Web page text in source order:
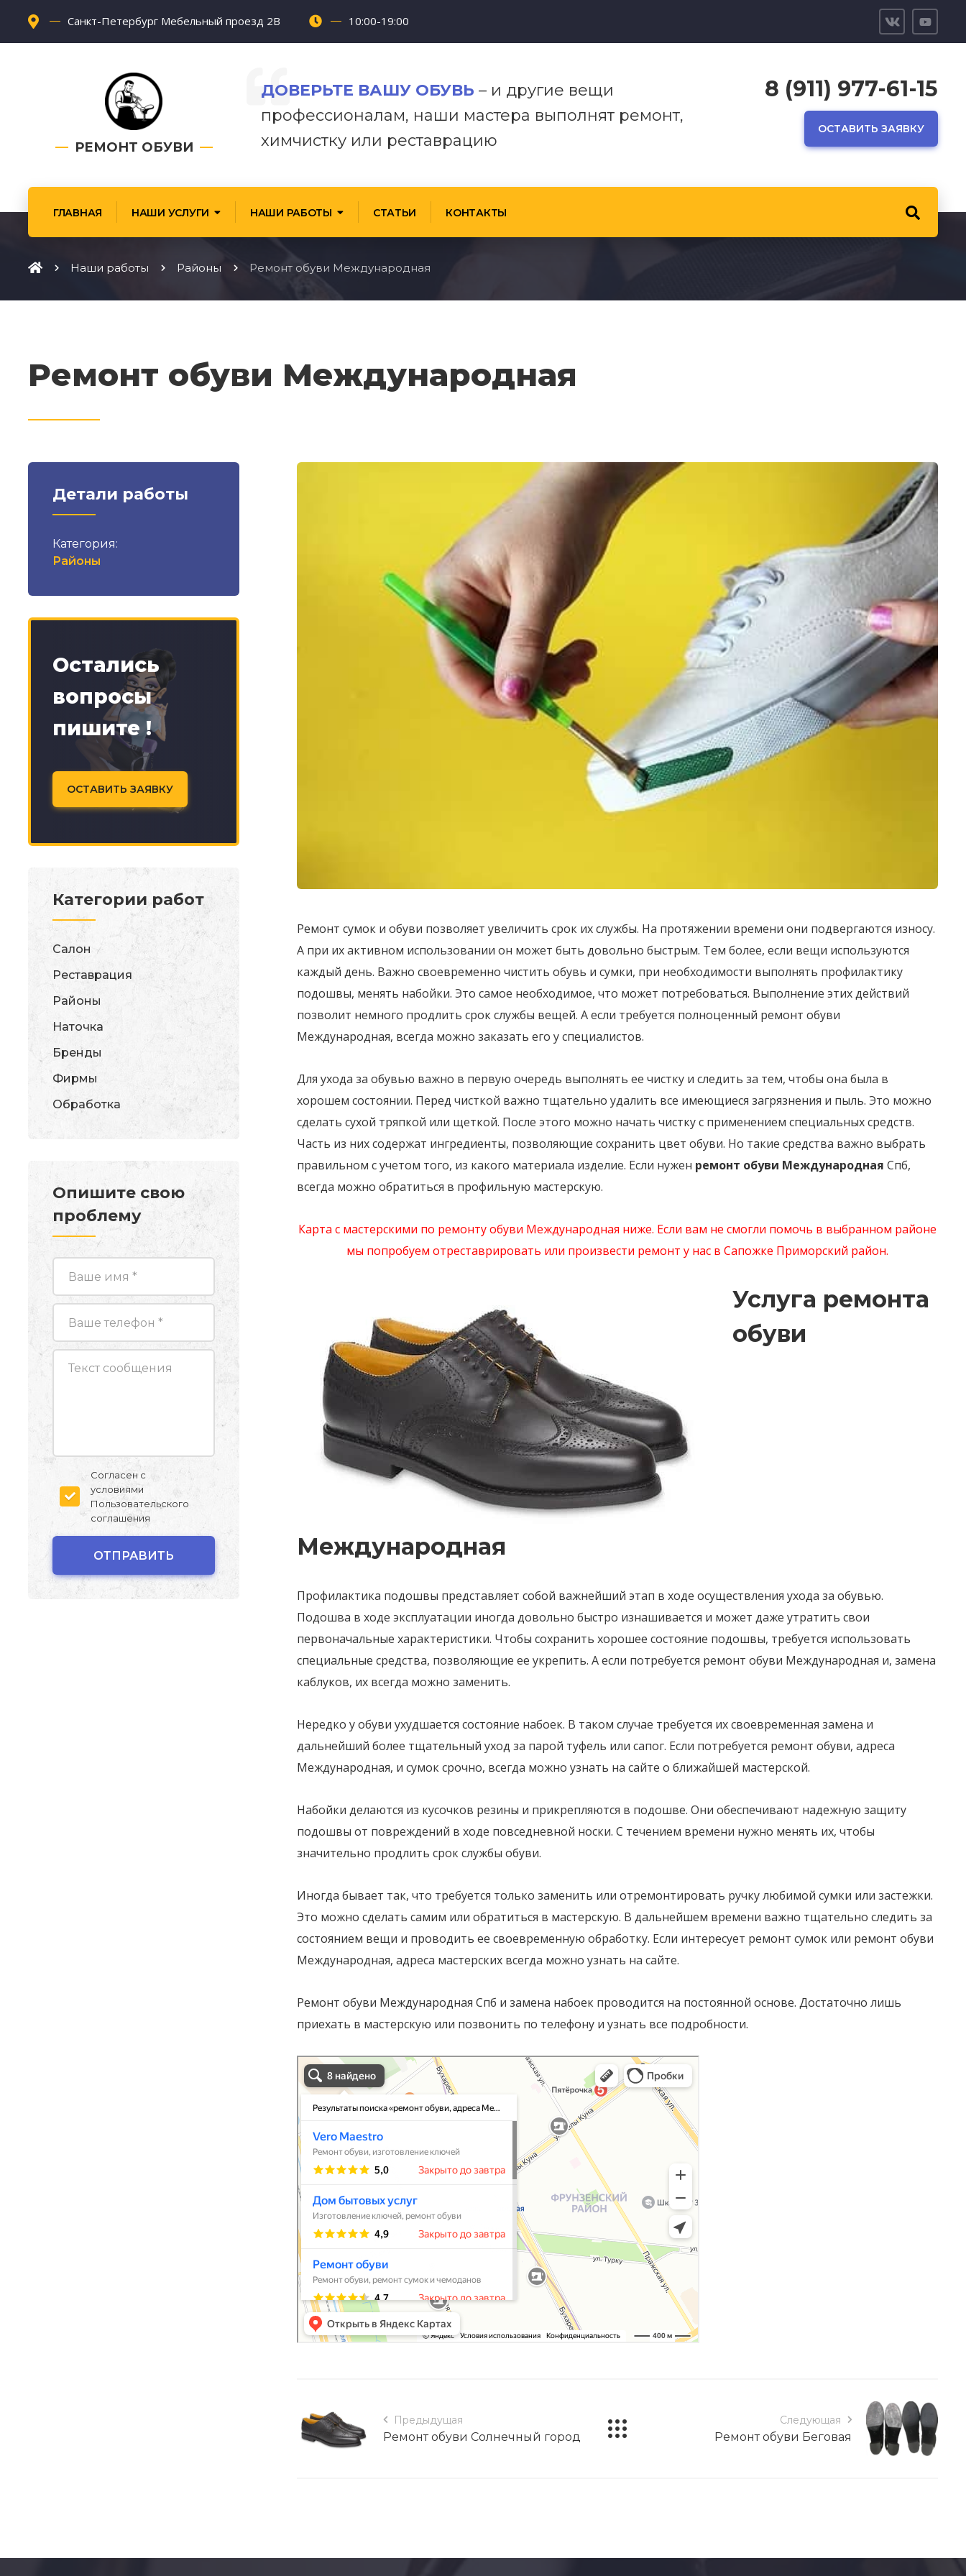
Санкт-Петербург Мебельный проезд 2В 10:00-19:00
РЕМОНТ ОБУВИ
ДОВЕРЬТЕ ВАШУ ОБУВЬ – и другие вещи
профессионалам, наши мастера выполнят ремонт,
химчистку или реставрацию
8 (911) 977-61-15
ОСТАВИТЬ ЗАЯВКУ
ГЛАВНАЯ НАШИ УСЛУГИ НАШИ РАБОТЫ СТАТЬИ КОНТАКТЫ
Наши работы Районы Ремонт обуви Международная
Ремонт обуви Международная
Ремонт сумок и обуви позволяет увеличить срок их службы. На протяжении времени они подвергаются износу.
А при их активном использовании он может быть довольно быстрым. Тем более, если вещи используются
каждый день. Важно своевременно чистить обувь и сумки, при необходимости выполнять профилактику
подошвы, менять набойки. Это самое необходимое, что может потребоваться. Выполнение этих действий
позволит немного продлить срок службы вещей. А если требуется полноценный ремонт обуви
Международная, всегда можно заказать его у специалистов.
Для ухода за обувью важно в первую очередь выполнять ее чистку и следить за тем, чтобы она была в
хорошем состоянии. Перед чисткой важно тщательно удалить все имеющиеся загрязнения и пыль. Это можно
сделать сухой тряпкой или щеткой. После этого можно начать чистку с применением специальных средств.
Часть из них содержат ингредиенты, позволяющие сохранить цвет обуви. Но такие средства важно выбрать
правильном с учетом того, из какого материала изделие. Если нужен ремонт обуви Международная Спб,
всегда можно обратиться в профильную мастерскую.
Карта с мастерскими по ремонту обуви Международная ниже. Если вам не смогли помочь в выбранном районе
мы попробуем отреставрировать или произвести ремонт у нас в Сапожке Приморский район.
Услуга ремонта
обуви
Международная
Профилактика подошвы представляет собой важнейший этап в ходе осуществления ухода за обувью.
Подошва в ходе эксплуатации иногда довольно быстро изнашивается и может даже утратить свои
первоначальные характеристики. Чтобы сохранить хорошее состояние подошвы, требуется использовать
специальные средства, позволяющие ее укрепить. А если потребуется ремонт обуви Международная и, замена
каблуков, их всегда можно заменить.
Нередко у обуви ухудшается состояние набоек. В таком случае требуется их своевременная замена и
дальнейший более тщательный уход за парой туфель или сапог. Если потребуется ремонт обуви, адреса
Международная, и сумок срочно, всегда можно узнать на сайте о ближайшей мастерской.
Набойки делаются из кусочков резины и прикрепляются в подошве. Они обеспечивают надежную защиту
подошвы от повреждений в ходе повседневной носки. С течением времени нужно менять их, чтобы
значительно продлить срок службы обуви.
Иногда бывает так, что требуется только заменить или отремонтировать ручку любимой сумки или застежки.
Это можно сделать самим или обратиться в мастерскую. В дальнейшем времени важно тщательно следить за
состоянием вещи и проводить ее своевременную обработку. Если интересует ремонт сумок или ремонт обуви
Международная, адреса мастерских всегда можно узнать на сайте.
Ремонт обуви Международная Спб и замена набоек проводится на постоянной основе. Достаточно лишь
приехать в мастерскую или позвонить по телефону и узнать все подробности.
ремонт обуви, адреса Международная в Санкт‑Петербурге
Санкт‑Петербург
Предыдущая
Ремонт обуви Солнечный город
Следующая
Ремонт обуви Беговая
Детали работы
Категория:
Районы
Остались
вопросы
пишите !
ОСТАВИТЬ ЗАЯВКУ
Категории работ
Салон
Реставрация
Районы
Наточка
Бренды
Фирмы
Обработка
Опишите свою
проблему
Согласен с
условиями
Пользовательского
соглашения